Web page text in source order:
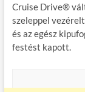
Cruise Drive®
szeleppel
és az egész
festést kapott.